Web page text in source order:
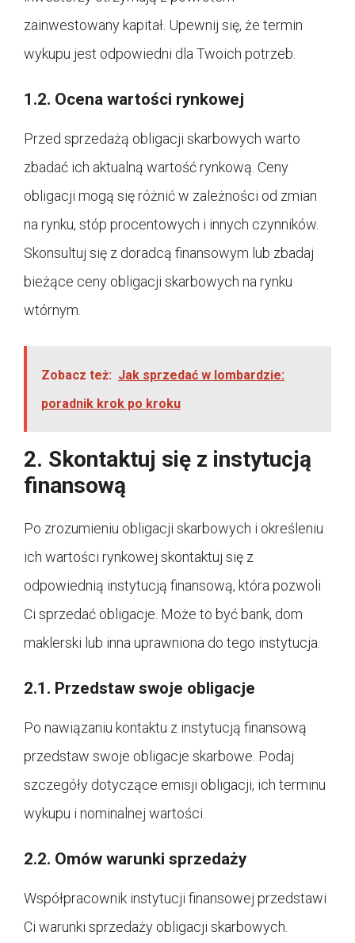
zainwestowany kapitał. Upewnij się, że termin
wykupu jest odpowiedni dla Twoich potrzeb.
1.2. Ocena wartości rynkowej
Przed sprzedażą obligacji skarbowych warto
zbadać ich aktualną wartość rynkową. Ceny
obligacji mogą się różnić w zależności od zmian
na rynku, stóp procentowych i innych czynników.
Skonsultuj się z doradcą finansowym lub zbadaj
bieżące ceny obligacji skarbowych na rynku
wtórnym.
Zobacz też: Jak sprzedać w lombardzie:
poradnik krok po kroku
2. Skontaktuj się z instytucją
finansową
Po zrozumieniu obligacji skarbowych i określeniu
ich wartości rynkowej skontaktuj się z
odpowiednią instytucją finansową, która pozwoli
Ci sprzedać obligacje. Może to być bank, dom
maklerski lub inna uprawniona do tego instytucja.
2.1. Przedstaw swoje obligacje
Po nawiązaniu kontaktu z instytucją finansową
przedstaw swoje obligacje skarbowe. Podaj
szczegóły dotyczące emisji obligacji, ich terminu
wykupu i nominalnej wartości.
2.2. Omów warunki sprzedaży
Współpracownik instytucji finansowej przedstawi
Ci warunki sprzedaży obligacji skarbowych.